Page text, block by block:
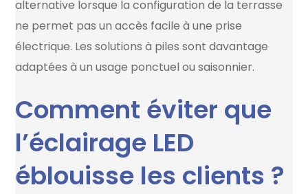
alternative lorsque la configuration de la terrasse
ne permet pas un accès facile à une prise
électrique. Les solutions à piles sont davantage
adaptées à un usage ponctuel ou saisonnier.
Comment éviter que
l’éclairage LED
éblouisse les clients ?